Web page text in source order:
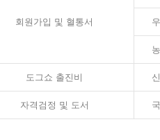
회원가입 및 혈통서
도그쇼 출진비
자격검정 및 도서